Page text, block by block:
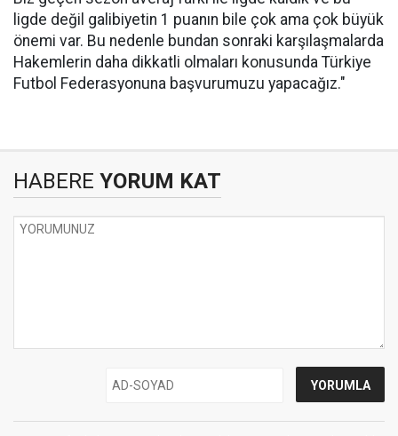
ligde değil galibiyetin 1 puanın bile çok ama çok büyük
önemi var. Bu nedenle bundan sonraki karşılaşmalarda
Hakemlerin daha dikkatli olmaları konusunda Türkiye
Futbol Federasyonuna başvurumuzu yapacağız."
HABERE YORUM KAT